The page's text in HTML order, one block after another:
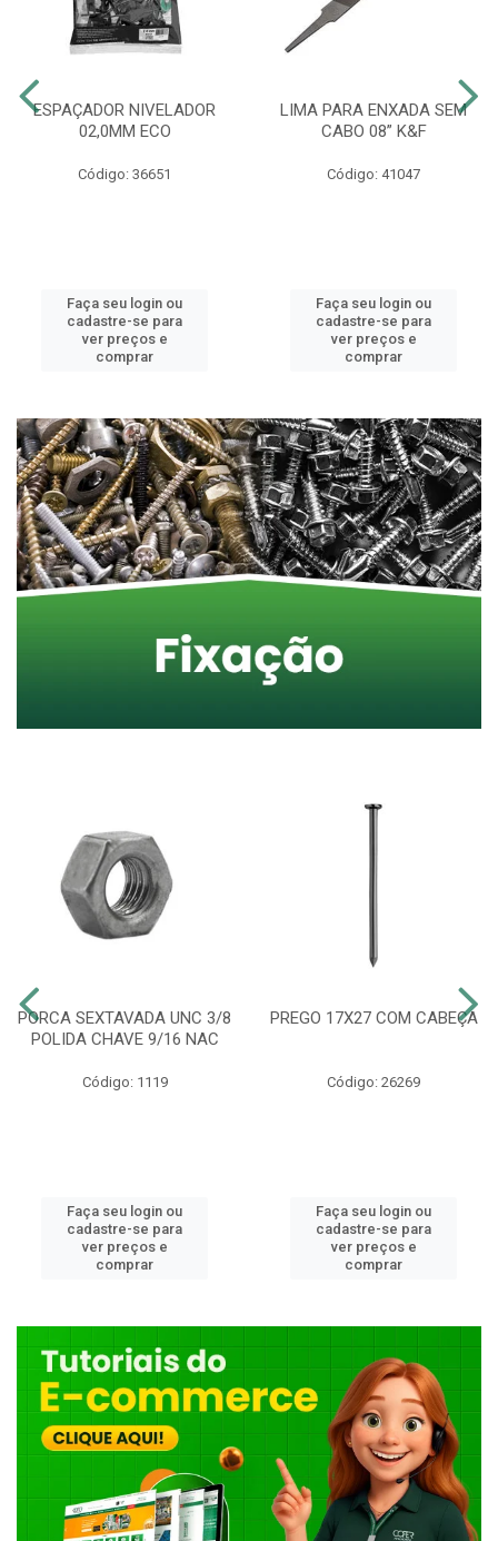
ESPAÇADOR NIVELADOR
02,0MM ECO
Código: 36651
Faça seu login ou
cadastre-se para
ver preços e
comprar
LIMA PARA ENXADA SEM
CABO 08” K&F
Código: 41047
Faça seu login ou
cadastre-se para
ver preços e
comprar
PORCA SEXTAVADA UNC 3/8
POLIDA CHAVE 9/16 NAC
Código: 1119
Faça seu login ou
cadastre-se para
ver preços e
comprar
PREGO 17X27 COM CABEÇA
Código: 26269
Faça seu login ou
cadastre-se para
ver preços e
comprar